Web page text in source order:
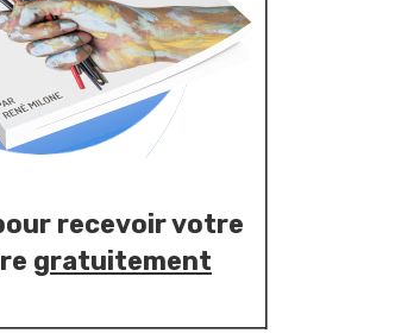
recevoir votre
gratuitement